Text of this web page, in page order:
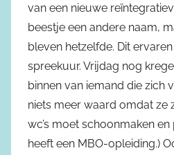
van een nieuwe
beestje een andere naam,
bleven hetzelfde. Dit
spreekuur. Vrijdag nog
binnen van iemand die zich
niets meer waard omdat ze
wc’s moet schoonmaken en
heeft een MBO-opleiding.)